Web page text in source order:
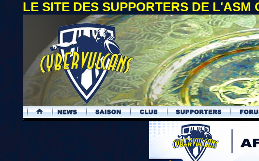
LE SITE DES SUPPORTERS DE L'ASM
.